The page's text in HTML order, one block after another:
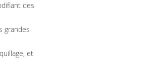
des
grandes
et